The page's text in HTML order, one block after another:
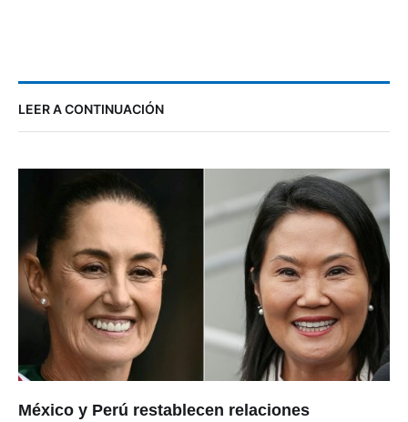
LEER A CONTINUACIÓN
México y Perú restablecen relaciones